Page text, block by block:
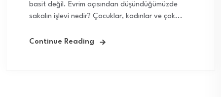
basit değil. Evrim açısından düşündüğümüzde
sakalın işlevi nedir? Çocuklar, kadınlar ve çok...
Continue Reading